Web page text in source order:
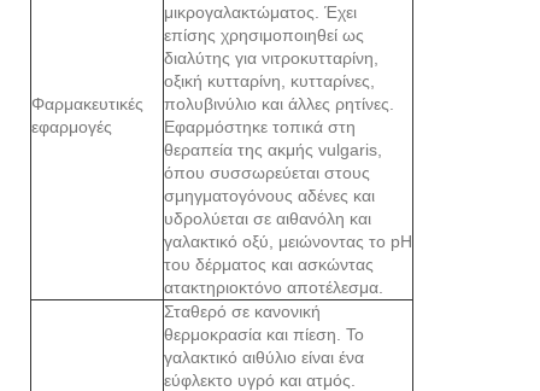
Φαρμακευτικές
εφαρμογές
μικρογαλακτώματος. Έχει
επίσης χρησιμοποιηθεί ως
διαλύτης για νιτροκυτταρίνη,
οξική κυτταρίνη, κυτταρίνες,
πολυβινύλιο και άλλες ρητίνες.
Εφαρμόστηκε τοπικά στη
θεραπεία της ακμής vulgaris,
όπου συσσωρεύεται στους
σμηγματογόνους αδένες και
υδρολύεται σε αιθανόλη και
γαλακτικό οξύ, μειώνοντας το pH
του δέρματος και ασκώντας
ατακτηριοκτόνο αποτέλεσμα.
Σταθερό σε κανονική
θερμοκρασία και πίεση. Το
γαλακτικό αιθύλιο είναι ένα
εύφλεκτο υγρό και ατμός.